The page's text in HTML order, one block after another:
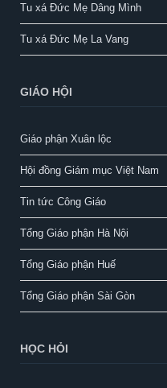
Tu xá Đức Mẹ Dâng Mình
Tu xá Đức Mẹ La Vang
GIÁO HỘI
Giáo phận Xuân lộc
Hội đồng Giám mục Việt Nam
Tin tức Công Giáo
Tổng Giáo phận Hà Nội
Tổng Giáo phận Huế
Tổng Giáo phận Sài Gòn
HỌC HỎI